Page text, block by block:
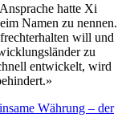
hatte Xi
Namen zu nennen.
will und
zu
entwickelt, wird
Währung – der